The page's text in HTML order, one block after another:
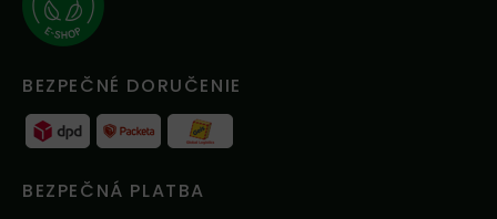
BEZPEČNÉ DORUČENIE
BEZPEČNÁ PLATBA